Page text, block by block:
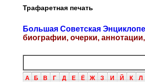
Трафаретная печать
Большая Советская
биографии, очерки,
А Б В Г Д Е Ё Ж З И Й К Л